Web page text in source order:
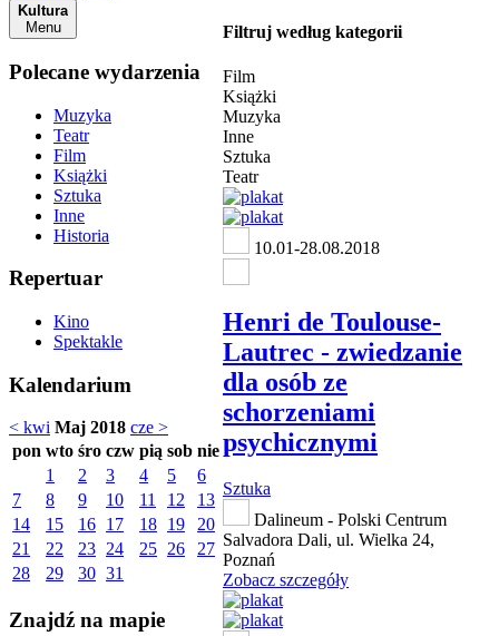
Kultura
Menu
Polecane wydarzenia
Muzyka
Teatr
Film
Książki
Sztuka
Inne
Historia
Repertuar
Kino
Spektakle
Kalendarium
< kwi Maj 2018 cze >
pon wto śro czw pią sob nie
1
2 3 4 5
6
7
8 9 10 11 12
13
14
15 16 17 18 19
20
21
22 23 24 25 26
27
28
29 30 31
Znajdź na mapie
Filtruj według kategorii
Film
Książki
Muzyka
Inne
Sztuka
Teatr
10.01-28.08.2018
Henri de Toulouse-
Lautrec - zwiedzanie
dla osób ze
schorzeniami
psychicznymi
Sztuka
Dalineum - Polski Centrum
Salvadora Dali, ul. Wielka 24,
Poznań
Zobacz szczegóły